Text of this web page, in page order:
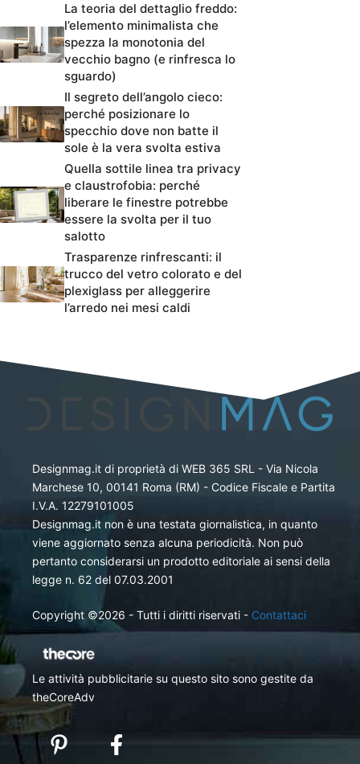
La teoria del dettaglio freddo:
l’elemento minimalista che
spezza la monotonia del
vecchio bagno (e rinfresca lo
sguardo)
Il segreto dell’angolo cieco:
perché posizionare lo
specchio dove non batte il
sole è la vera svolta estiva
Quella sottile linea tra privacy
e claustrofobia: perché
liberare le finestre potrebbe
essere la svolta per il tuo
salotto
Trasparenze rinfrescanti: il
trucco del vetro colorato e del
plexiglass per alleggerire
l’arredo nei mesi caldi
Designmag.it di proprietà di WEB 365 SRL - Via Nicola
Marchese 10, 00141 Roma (RM) - Codice Fiscale e Partita
I.V.A. 12279101005
Designmag.it non è una testata giornalistica, in quanto
viene aggiornato senza alcuna periodicità. Non può
pertanto considerarsi un prodotto editoriale ai sensi della
legge n. 62 del 07.03.2001
Copyright ©2026 - Tutti i diritti riservati - Contattaci
Le attività pubblicitarie su questo sito sono gestite da
theCoreAdv